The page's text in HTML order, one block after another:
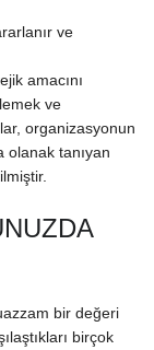
ve
amacını
ve
organizasyonun
olanak tanıyan
bir değeri
birçok